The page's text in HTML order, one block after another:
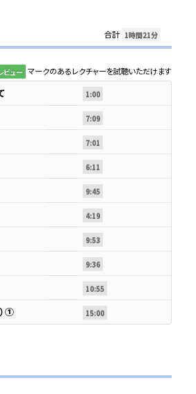
合計 1時間21分
ビュー マークのあるレクチャーを試聴いただけます
1:00
7:09
7:01
6:11
9:45
4:19
9:53
9:36
10:55
① 15:00